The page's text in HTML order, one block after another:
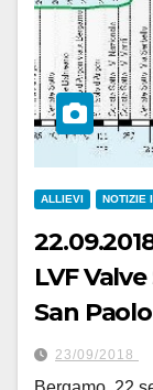
ALLIEVI NOTIZIE
LVF
San
23/09/2018